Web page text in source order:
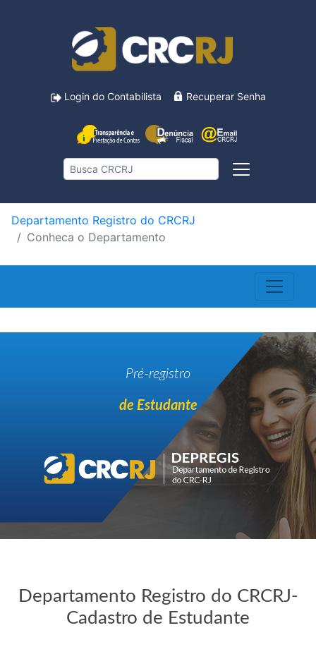
Login do Contabilista Recuperar Senha
Departamento Registro do CRCRJ
Conheca o Departamento
Pré-registro
de Estudante
Departamento Registro do CRCRJ-
Cadastro de Estudante